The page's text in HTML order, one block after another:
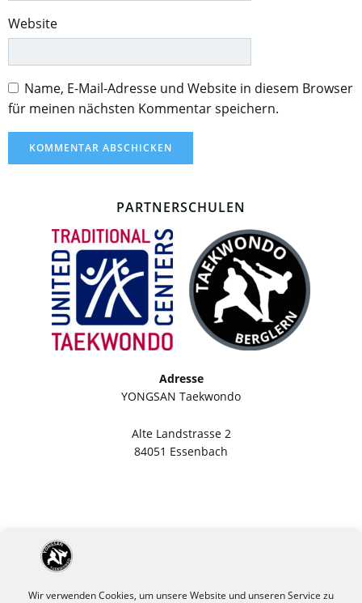
Wir verwenden Cookies, um unsere Website und unseren Service zu
Website
Name, E-Mail-Adresse und Website in diesem Browser
für meinen nächsten Kommentar speichern.
PARTNERSCHULEN
Adresse
YONGSAN Taekwondo
Alte Landstrasse 2
84051 Essenbach